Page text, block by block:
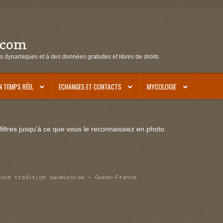
et à des données gratuites et libres de droits
TEMPS RÉEL ECHANGES ET CONTACTS MYCOLOGIE
jusqu'à ce que vous le reconnaissiez en photo.
tradition saumuroise – Ouest-France